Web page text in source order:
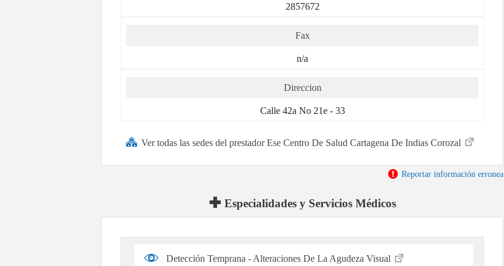
2857672
Fax
n/a
Direccion
Calle 42a No 21e - 33
Ver todas las sedes del prestador Ese Centro De Salud Cartagena De Indias Corozal
Reportar información erronea
Especialidades y Servicios Médicos
Detección Temprana - Alteraciones De La Agudeza Visual